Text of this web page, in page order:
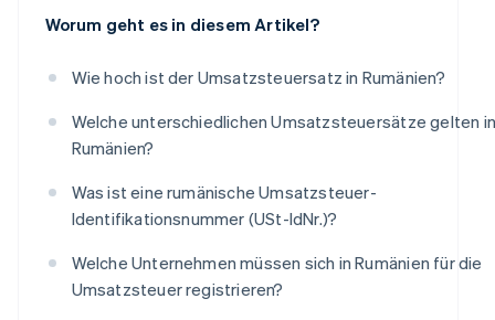
Worum geht es in diesem Artikel?
Wie hoch ist der Umsatzsteuersatz in Rumänien?
Welche unterschiedlichen Umsatzsteuersätze gelten in
Rumänien?
Was ist eine rumänische Umsatzsteuer-
Identifikationsnummer (USt-IdNr.)?
Welche Unternehmen müssen sich in Rumänien für die
Umsatzsteuer registrieren?